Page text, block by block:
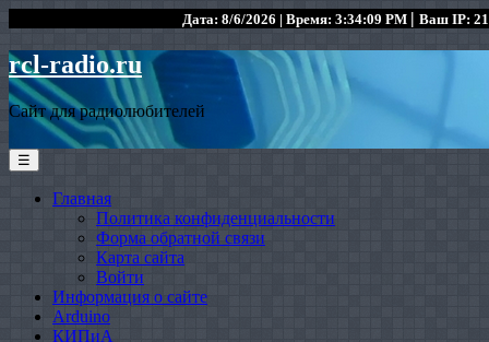
Дата: 8/6/2026 | Время: 3:34:09 PM | Ваш IP:
rcl-radio.ru
Сайт для радиолюбителей
☰
Главная
Политика конфиденциальности
Форма обратной связи
Карта сайта
Войти
Информация о сайте
Arduino
КИПиА